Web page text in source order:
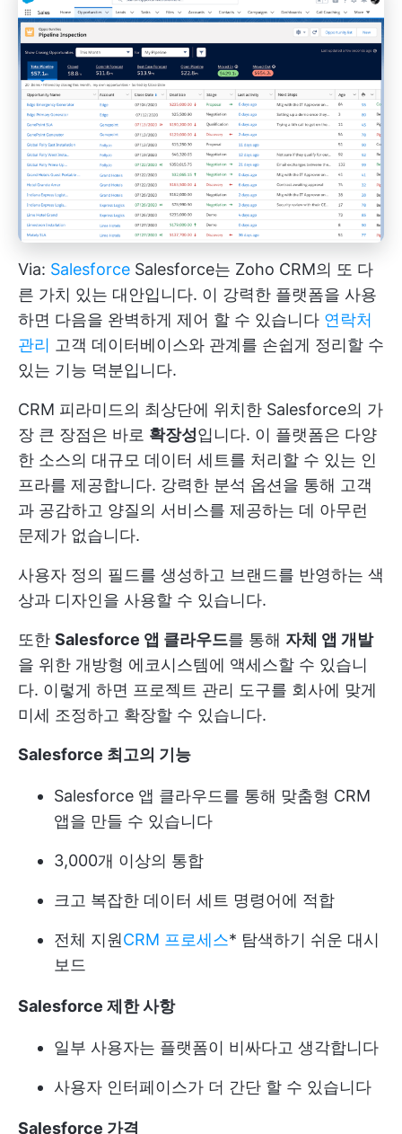
Via: Salesforce Salesforce는 Zoho CRM의 또 다
른 가치 있는 대안입니다. 이 강력한 플랫폼을 사용
하면 다음을 완벽하게 제어 할 수 있습니다 연락처
관리 고객 데이터베이스와 관계를 손쉽게 정리할 수
있는 기능 덕분입니다.
CRM 피라미드의 최상단에 위치한 Salesforce의 가
장 큰 장점은 바로 확장성입니다. 이 플랫폼은 다양
한 소스의 대규모 데이터 세트를 처리할 수 있는 인
프라를 제공합니다. 강력한 분석 옵션을 통해 고객
과 공감하고 양질의 서비스를 제공하는 데 아무런
문제가 없습니다.
사용자 정의 필드를 생성하고 브랜드를 반영하는 색
상과 디자인을 사용할 수 있습니다.
또한 Salesforce 앱 클라우드를 통해 자체 앱 개발
을 위한 개방형 에코시스템에 액세스할 수 있습니
다. 이렇게 하면 프로젝트 관리 도구를 회사에 맞게
미세 조정하고 확장할 수 있습니다.
Salesforce 최고의 기능
Salesforce 앱 클라우드를 통해 맞춤형 CRM
앱을 만들 수 있습니다
3,000개 이상의 통합
크고 복잡한 데이터 세트 명령어에 적합
전체 지원CRM 프로세스* 탐색하기 쉬운 대시
보드
Salesforce 제한 사항
일부 사용자는 플랫폼이 비싸다고 생각합니다
사용자 인터페이스가 더 간단 할 수 있습니다
Salesforce 가격